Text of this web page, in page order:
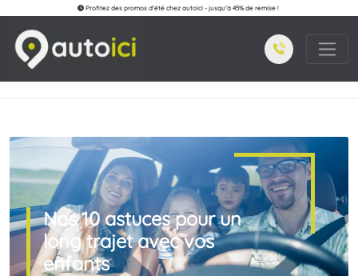
Profitez des promos d'été chez autoici - jusqu'à 45% de remise !
Nos 10 astuces pour un
long trajet avec vos
enfants